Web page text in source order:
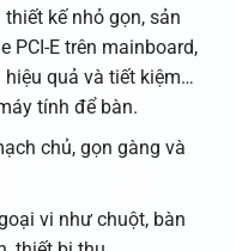
kế nhỏ gọn, sản
PCI-E trên mainboard,
quả và tiết kiệm…
tính để bàn.
chủ, gọn gàng và
vi như chuột, bàn